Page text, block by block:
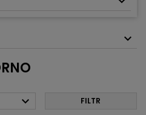
 FILTR